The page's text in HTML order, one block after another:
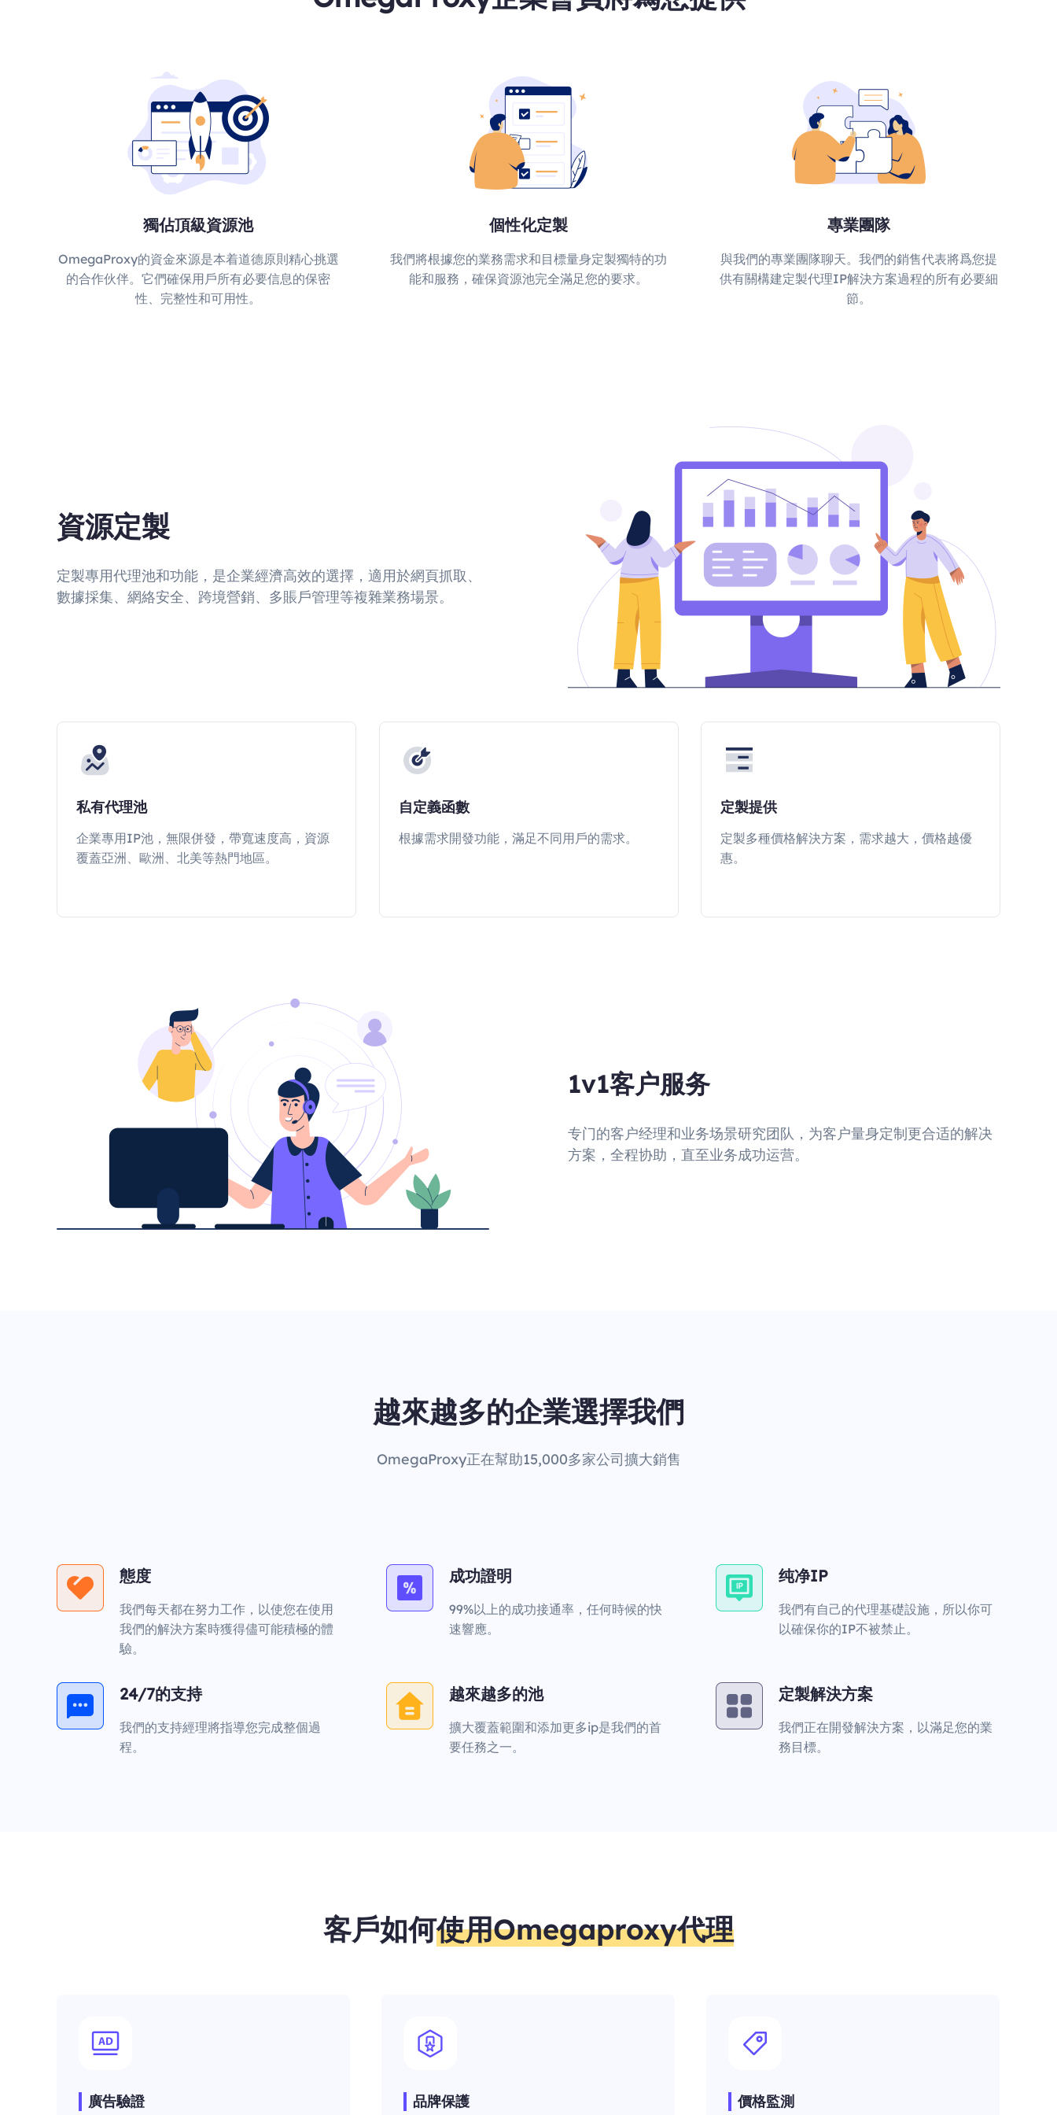
獨佔頂級資源池
OmegaProxy的資金來源是本着道德原則精心挑選
的合作伙伴。它們確保用戶所有必要信息的保密
性、完整性和可用性。
個性化定製
我們將根據您的業務需求和目標量身定製獨特的功
能和服務，確保資源池完全滿足您的要求。
專業團隊
與我們的專業團隊聊天。我們的銷售代表將爲您提
供有關構建定製代理IP解決方案過程的所有必要細
節。
資源定製
定製專用代理池和功能，是企業經濟高效的選擇，適用於網頁抓取、
數據採集、網絡安全、跨境營銷、多賬戶管理等複雜業務場景。
私有代理池
企業專用IP池，無限併發，帶寬速度高，資源
覆蓋亞洲、歐洲、北美等熱門地區。
自定義函數
根據需求開發功能，滿足不同用戶的需求。
定製提供
定製多種價格解決方案，需求越大，價格越優
惠。
1v1客户服务
专门的客户经理和业务场景研究团队，为客户量身定制更合适的解决
方案，全程协助，直至业务成功运营。
越來越多的企業選擇我們
OmegaProxy正在幫助15,000多家公司擴大銷售
態度
我們每天都在努力工作，以使您在使用
我們的解決方案時獲得儘可能積極的體
驗。
成功證明
99%以上的成功接通率，任何時候的快
速響應。
纯净IP
我們有自己的代理基礎設施，所以你可
以確保你的IP不被禁止。
24/7的支持
我們的支持經理將指導您完成整個過
程。
越來越多的池
擴大覆蓋範圍和添加更多ip是我們的首
要任務之一。
定製解決方案
我們正在開發解決方案，以滿足您的業
務目標。
客戶如何使用Omegaproxy代理
廣告驗證 品牌保護 價格監測